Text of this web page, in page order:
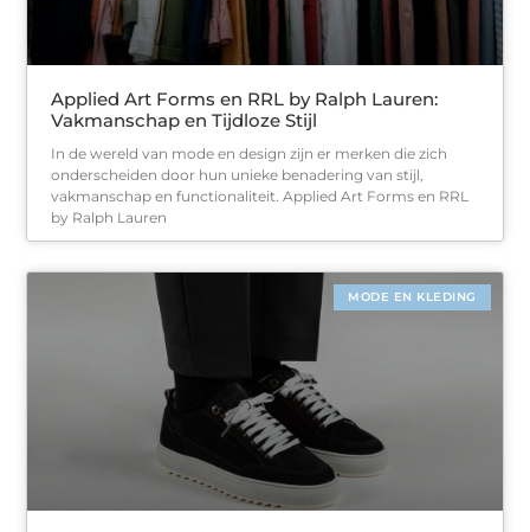
Applied Art Forms en RRL by Ralph Lauren:
Vakmanschap en Tijdloze Stijl
In de wereld van mode en design zijn er merken die zich
onderscheiden door hun unieke benadering van stijl,
vakmanschap en functionaliteit. Applied Art Forms en RRL
by Ralph Lauren
MODE EN KLEDING